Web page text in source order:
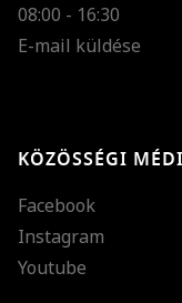
08:00 - 16:30
E-mail küldése
KÖZÖSSÉGI
Facebook
Instagram
Youtube